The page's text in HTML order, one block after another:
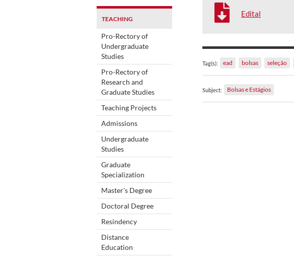
TEACHING
Pro-Rectory of
Undergraduate
Studies
Pro-Rectory of
Research and
Graduate Studies
Teaching Projects
Admissions
Undergraduate
Studies
Graduate
Specialization
Master's Degree
Doctoral Degree
Resindency
Distance
Education
Edital
Tag(s): ead bolsas seleção
Subject: Bolsas e Estágios